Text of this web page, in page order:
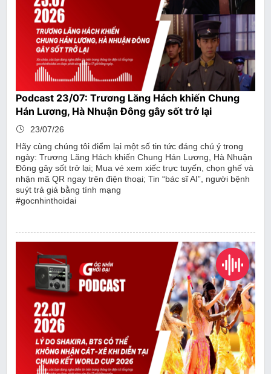
Podcast 23/07: Trương Lăng Hách khiến Chung
Hán Lương, Hà Nhuận Đông gây sốt trở lại
23/07/26
Hãy cùng chúng tôi điểm lại một số tin tức đáng chú ý trong
ngày: Trương Lăng Hách khiến Chung Hán Lương, Hà Nhuận
Đông gây sốt trở lại; Mua vé xem xiếc trực tuyến, chọn ghế và
nhận mã QR ngay trên điện thoại; Tin “bác sĩ AI”, người bệnh
suýt trả giá bằng tính mạng
#gocnhinthoidai